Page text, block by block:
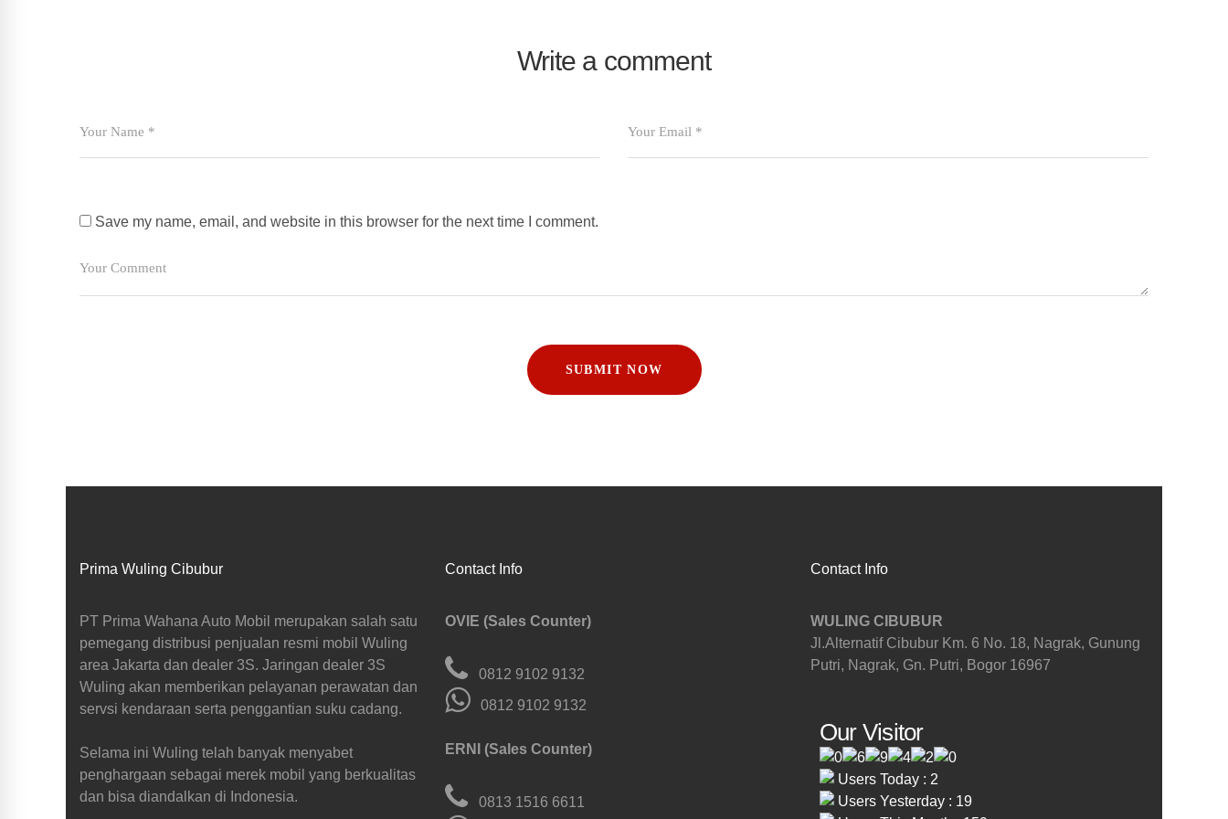
Write a comment
Save my name, email, and website in this browser for the next time I comment.
Prima Wuling Cibubur
PT Prima Wahana Auto Mobil merupakan salah satu
pemegang distribusi penjualan resmi mobil Wuling
area Jakarta dan dealer 3S. Jaringan dealer 3S
Wuling akan memberikan pelayanan perawatan dan
servsi kendaraan serta penggantian suku cadang.
Selama ini Wuling telah banyak menyabet
penghargaan sebagai merek mobil yang berkualitas
dan bisa diandalkan di Indonesia.
Contact Info
OVIE (Sales Counter)
0812 9102 9132
0812 9102 9132
ERNI (Sales Counter)
0813 1516 6611
Contact Info
WULING CIBUBUR
Jl.Alternatif Cibubur Km. 6 No. 18, Nagrak, Gunung
Putri, Nagrak, Gn. Putri, Bogor 16967
Our Visitor
Users Today : 2
Users Yesterday : 19